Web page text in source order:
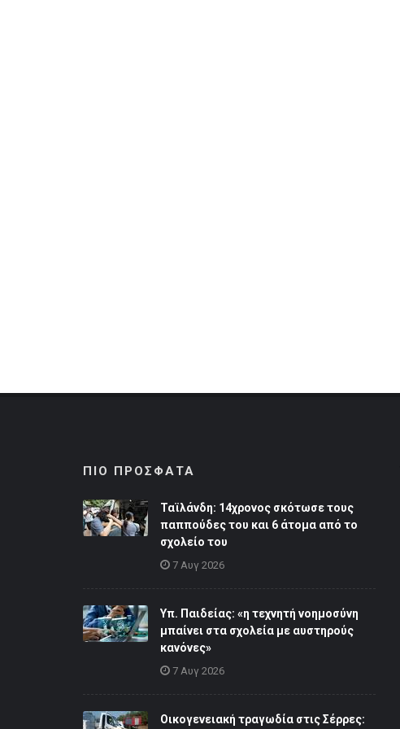
ΠΙΟ ΠΡΟΣΦΑΤΑ
Ταϊλάνδη: 14χρονος σκότωσε τους
παππούδες του και 6 άτομα από το
σχολείο του
7 Αυγ 2026
Υπ. Παιδείας: «η τεχνητή νοημοσύνη
μπαίνει στα σχολεία με αυστηρούς
κανόνες»
7 Αυγ 2026
Οικογενειακή τραγωδία στις Σέρρες: